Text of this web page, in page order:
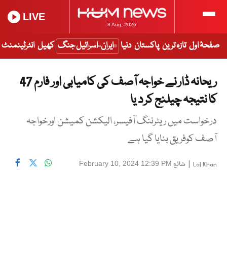
8 Aug, 2026
LIVE
صفحۂ اول تازہ ترین پاکستان دنیا ایران-اسرائیل جنگ کھیل انٹرٹینمنٹ
ریحانہ ڈار نے خواجہ آصف کی کامیابی اور فارم 47
کا نتیجہ چیلنج کر د یا
درخواست میں ریٹرننگ آفیسر، الیکشن کمیشن اورخواجہ
آصف کوفریق بنایا گیا ہے
Lal Khan
| شائع February 10, 2024 12:39 PM